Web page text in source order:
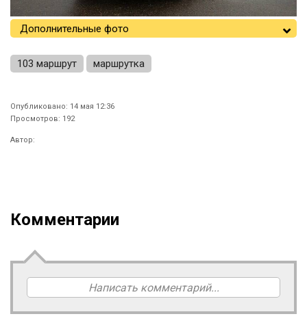
Дополнительные фото
103 маршрут маршрутка
Опубликовано: 14 мая 12:36
Просмотров: 192
Автор:
Комментарии
Написать комментарий...